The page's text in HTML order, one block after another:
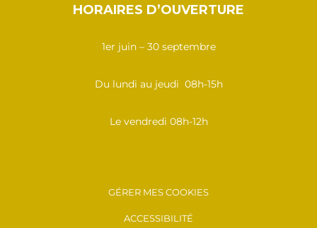
HORAIRES D’OUVERTURE
1er juin – 30 septembre
Du lundi au jeudi 08h-15h
Le vendredi 08h-12h
GÉRER MES COOKIES
ACCESSIBILITÉ